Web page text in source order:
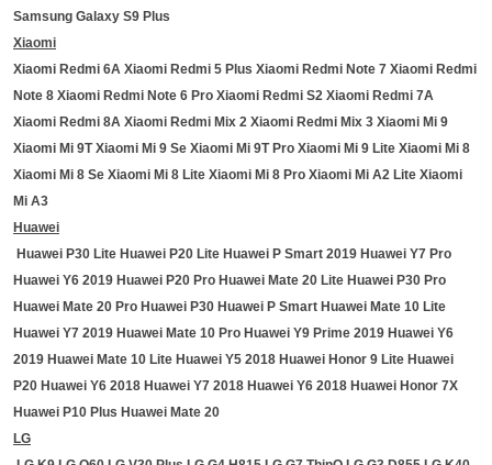
Samsung Galaxy S9 Plus
Xiaomi
Xiaomi Redmi 6A Xiaomi Redmi 5 Plus Xiaomi Redmi Note 7 Xiaomi Redmi
Note 8 Xiaomi Redmi Note 6 Pro Xiaomi Redmi S2 Xiaomi Redmi 7A
Xiaomi Redmi 8A Xiaomi Redmi Mix 2 Xiaomi Redmi Mix 3 Xiaomi Mi 9
Xiaomi Mi 9T Xiaomi Mi 9 Se Xiaomi Mi 9T Pro Xiaomi Mi 9 Lite Xiaomi Mi 8
Xiaomi Mi 8 Se Xiaomi Mi 8 Lite Xiaomi Mi 8 Pro Xiaomi Mi A2 Lite Xiaomi
Mi A3
Huawei
Huawei P30 Lite Huawei P20 Lite Huawei P Smart 2019 Huawei Y7 Pro
Huawei Y6 2019 Huawei P20 Pro Huawei Mate 20 Lite Huawei P30 Pro
Huawei Mate 20 Pro Huawei P30 Huawei P Smart Huawei Mate 10 Lite
Huawei Y7 2019 Huawei Mate 10 Pro Huawei Y9 Prime 2019 Huawei Y6
2019 Huawei Mate 10 Lite Huawei Y5 2018 Huawei Honor 9 Lite Huawei
P20 Huawei Y6 2018 Huawei Y7 2018 Huawei Y6 2018 Huawei Honor 7X
Huawei P10 Plus Huawei Mate 20
LG